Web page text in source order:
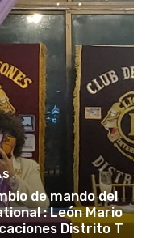
de mando del
: León Mario
Distrito T